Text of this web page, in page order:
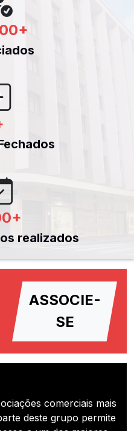
+
+
realizados
ASSOCIE-
SE
comerciais mais
deste grupo permite